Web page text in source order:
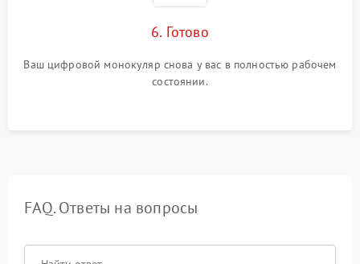
6. Готово
Ваш цифровой монокуляр снова у вас в полностью рабочем
состоянии.
FAQ. Ответы на вопросы